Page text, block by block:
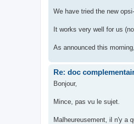
We have tried the new
It works very well for us
As announced this
Re: doc
Bonjour,
Mince, pas vu le sujet.
Malheureusement, il n'y a